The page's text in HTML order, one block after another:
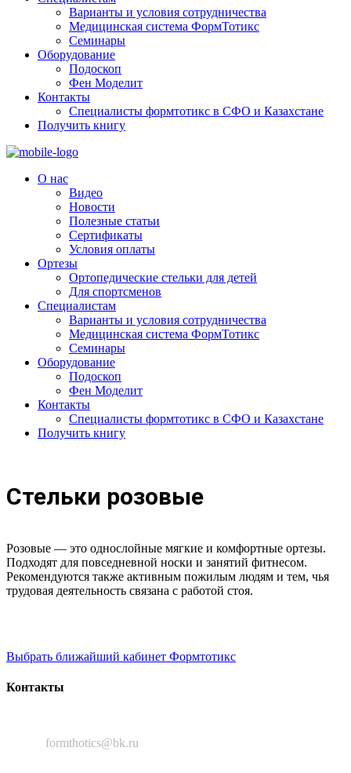
Варианты и условия сотрудничества
Медицинская система ФормТотикс
Семинары
Оборудование
Подоскоп
Фен Моделит
Контакты
Специалисты формтотикс в СФО и Казахстане
Получить книгу
О нас
Видео
Новости
Полезные статьи
Сертификаты
Условия оплаты
Ортезы
Ортопедические стельки для детей
Для спортсменов
Специалистам
Варианты и условия сотрудничества
Медицинская система ФормТотикс
Семинары
Оборудование
Подоскоп
Фен Моделит
Контакты
Специалисты формтотикс в СФО и Казахстане
Получить книгу
Стельки розовые
Розовые — это однослойные мягкие и комфортные ортезы.
Подходят для повседневной носки и занятий фитнесом.
Рекомендуются также активным пожилым людям и тем, чья
трудовая деятельность связана с работой стоя.
Выбрать ближайший кабинет Формтотикс
Контакты
formthotics@bk.ru